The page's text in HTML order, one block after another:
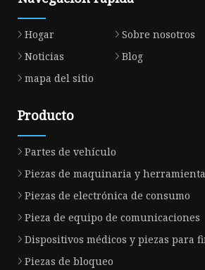
Hogar Sobre nosotros
Noticias
Blog
mapa del sitio
Producto
Partes de vehículo
Piezas de maquinaria y
Piezas de electrónica de consumo
Pieza de equipo de comunicaciones
Dispositivos médicos y piezas para
Piezas de bloqueo